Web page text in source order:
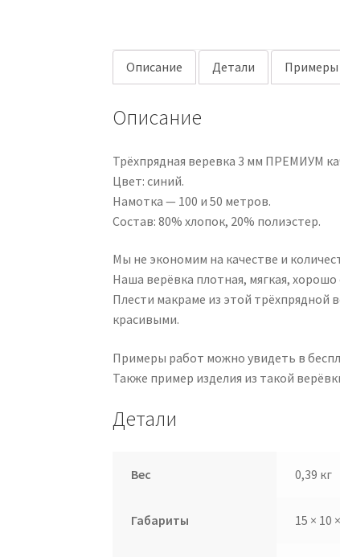
Описание Детали Примеры
Описание
Трёхпрядная веревка 3 мм ПРЕМИУМ
Цвет: синий.
Намотка — 100 и 50 метров.
Состав: 80% хлопок, 20% полиэстер.
Мы не экономим на качестве и
Наша верёвка плотная, мягкая,
Плести макраме из этой трёхпрядной
красивыми.
Примеры работ можно увидеть в
Также пример изделия из такой
Детали
Вес 0,39 кг
Габариты 15 × 10